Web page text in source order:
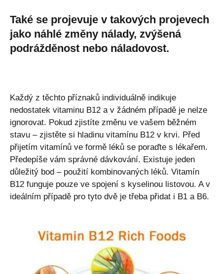
Také se projevuje v takových projevech
jako náhlé změny nálady, zvýšená
podrážděnost nebo náladovost.
Každý z těchto příznaků individuálně indikuje
nedostatek vitaminu B12 a v žádném případě je nelze
ignorovat. Pokud zjistíte změnu ve vašem běžném
stavu – zjistěte si hladinu vitamínu B12 v krvi. Před
přijetím vitamínů ve formě léků se poraďte s lékařem.
Předepíše vám správné dávkování. Existuje jeden
důležitý bod – použití kombinovaných léků. Vitamín
B12 funguje pouze ve spojení s kyselinou listovou. A v
ideálním případě pro tyto dvě je třeba přidat i B1 a B6.